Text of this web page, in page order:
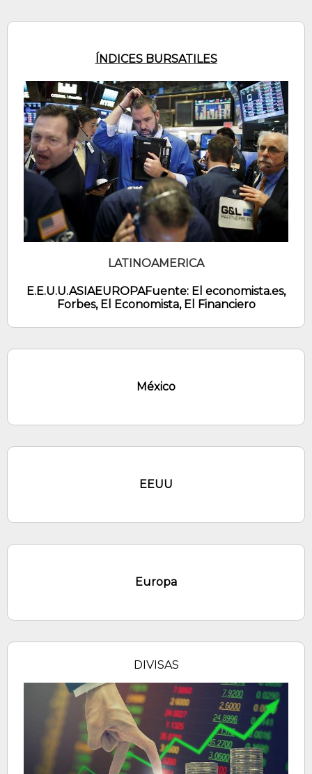
ÍNDICES BURSATILES
LATINOAMERICA
E.E.U.U.ASIAEUROPAFuente: El economista.es,
Forbes, El Economista, El Financiero
México
EEUU
Europa
DIVISAS